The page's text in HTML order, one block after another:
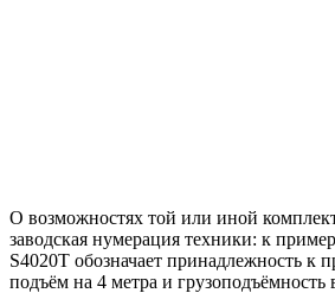
О возможностях той или иной
заводская нумерация техники: к
S4020T обозначает принадлежность к
подъём на 4 метра и грузоподъёмность